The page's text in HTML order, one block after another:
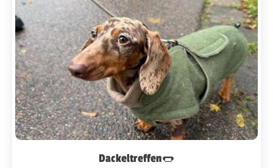
Dackeltreffen🌭